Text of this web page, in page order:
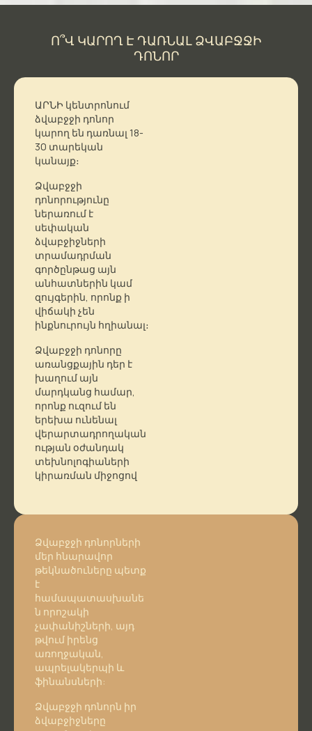
Ո՞Վ ԿԱՐՈՂ Է ԴԱՌՆԱԼ ՁՎԱԲՋՋԻ
ԴՈՆՈՐ
ԱՐՆԻ կենտրոնում
ձվաբջջի դոնոր
կարող են դառնալ 18-
30 տարեկան
կանայք։
Ձվաբջջի
դոնորությունը
ներառում է
սեփական
ձվաբջիջների
տրամադրման
գործընթաց այն
անհատներին կամ
զույգերին, որոնք ի
վիճակի չեն
ինքնուրույն հղիանալ։
Ձվաբջջի դոնորը
առանցքային դեր է
խաղում այն ​​
մարդկանց համար,
որոնք ուզում են
երեխա ունենալ
վերարտադրողական
ության օժանդակ
տեխնոլոգիաների
կիրառման միջոցով
Ձվաբջջի դոնորների
մեր հնարավոր
թեկնածուները պետք
է
համապատասխանե
ն որոշակի
չափանիշների, այդ
թվում իրենց
առողջական,
ապրելակերպի և
ֆինանսների:
Ձվաբջջի դոնորն իր
ձվաբջիջները